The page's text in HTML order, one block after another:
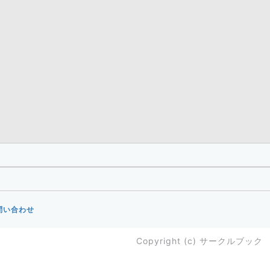
い合わせ
Copyright (c) サークルブック